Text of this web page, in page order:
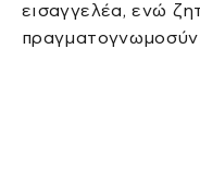
εισαγγελέα, ενώ